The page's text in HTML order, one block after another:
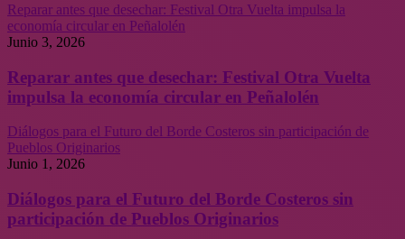
Reparar antes que desechar: Festival Otra Vuelta impulsa la
economía circular en Peñalolén
Junio 3, 2026
Reparar antes que desechar: Festival Otra Vuelta
impulsa la economía circular en Peñalolén
Diálogos para el Futuro del Borde Costeros sin participación de
Pueblos Originarios
Junio 1, 2026
Diálogos para el Futuro del Borde Costeros sin
participación de Pueblos Originarios